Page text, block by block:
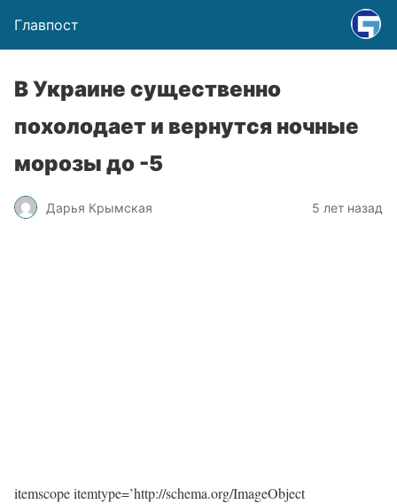
Главпост
В Украине существенно
похолодает и вернутся ночные
морозы до -5
Дарья Крымская 5 лет назад
itemscope itemtype=’http://schema.org/ImageObject